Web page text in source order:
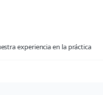
experiencia en la práctica